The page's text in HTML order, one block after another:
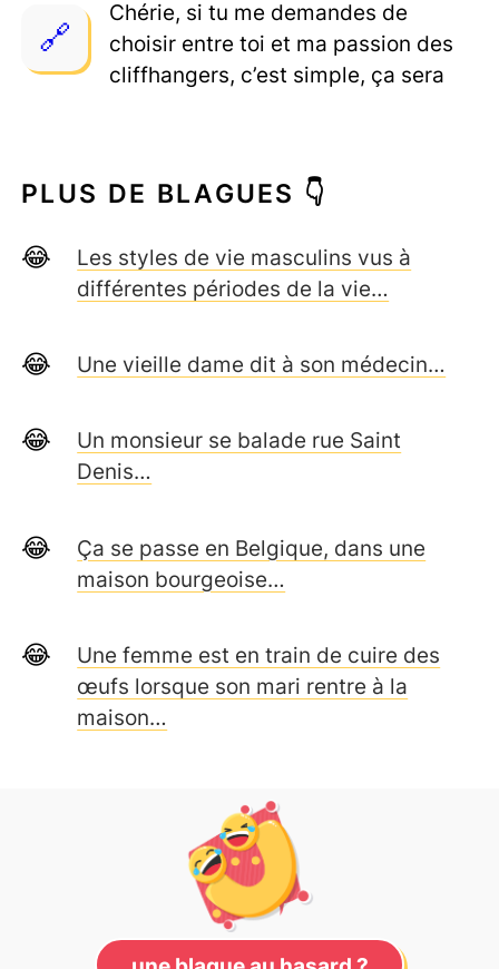
Chérie, si tu me demandes de
choisir entre toi et ma passion des
cliffhangers, c’est simple, ça sera
PLUS DE BLAGUES 👇
Les styles de vie masculins vus à
différentes périodes de la vie…
Une vieille dame dit à son médecin…
Un monsieur se balade rue Saint
Denis…
Ça se passe en Belgique, dans une
maison bourgeoise…
Une femme est en train de cuire des
œufs lorsque son mari rentre à la
maison…